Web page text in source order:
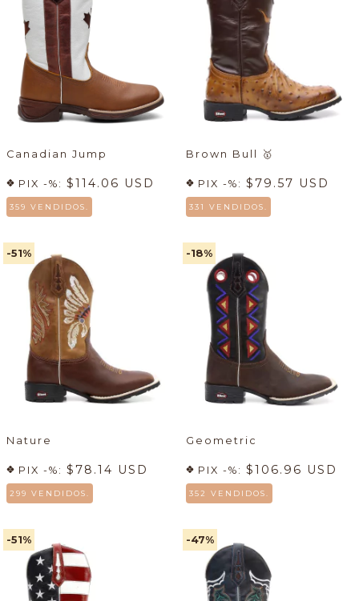
Canadian Jump
PIX -%: $114.06 USD
359 VENDIDOS.
Brown Bull 🥇
PIX -%: $79.57 USD
331 VENDIDOS.
-51%
Nature
PIX -%: $78.14 USD
299 VENDIDOS.
-18%
Geometric
PIX -%: $106.96 USD
352 VENDIDOS.
-51% -47%